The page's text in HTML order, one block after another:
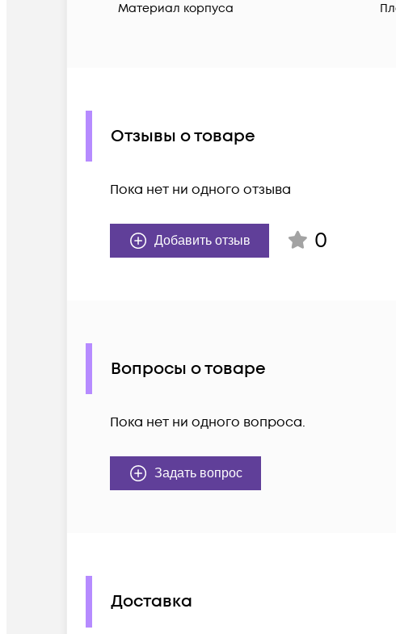
Материал корпуса
Отзывы о товаре
Пока нет ни одного отзыва
Добавить отзыв 0
Вопросы о товаре
Пока нет ни одного вопроса.
Задать вопрос
Доставка